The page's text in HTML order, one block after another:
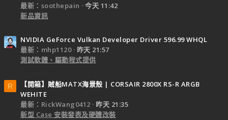
最新：soothepain
今天 11:42
新品資訊
NVIDIA GeForce Vulkan Developer Driver 596.99 WHQL
最新：mhp1120
昨天 21:57
測試軟體、驅動程式提供
R
【開箱】賊船MATX海景殼 | CORSAIR 2800X RS-R ARGB
WEHITE
最新：RickWang0412
昨天 21:35
新型 Case 安裝發表及硬體改裝